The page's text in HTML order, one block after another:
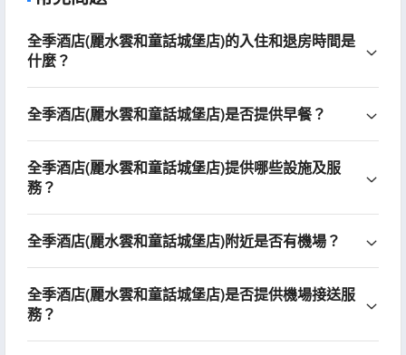
全季酒店(麗水雲和童話城堡店)的入住和退房時間是
什麼？
全季酒店(麗水雲和童話城堡店)是否提供早餐？
全季酒店(麗水雲和童話城堡店)提供哪些設施及服
務？
全季酒店(麗水雲和童話城堡店)附近是否有機場？
全季酒店(麗水雲和童話城堡店)是否提供機場接送服
務？